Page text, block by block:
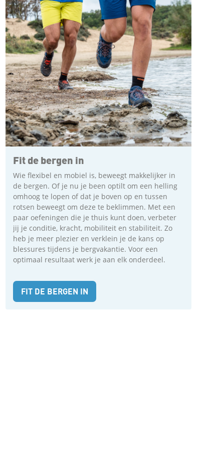
Fit de bergen in
Wie flexibel en mobiel is, beweegt makkelijker in
de bergen. Of je nu je been optilt om een helling
omhoog te lopen of dat je boven op en tussen
rotsen beweegt om deze te beklimmen. Met een
paar oefeningen die je thuis kunt doen, verbeter
jij je conditie, kracht, mobiliteit en stabiliteit. Zo
heb je meer plezier en verklein je de kans op
blessures tijdens je bergvakantie. Voor een
optimaal resultaat werk je aan elk onderdeel.
FIT DE BERGEN IN